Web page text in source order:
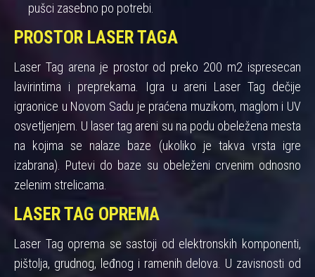
pušci zasebno po potrebi.
PROSTOR LASER TAGA
Laser Tag arena je prostor od preko 200 m2 ispresecan
lavirintima i preprekama. Igra u areni Laser Tag dečije
igraonice u Novom Sadu je praćena muzikom, maglom i UV
osvetljenjem. U laser tag areni su na podu obeležena mesta
na kojima se nalaze baze (ukoliko je takva vrsta igre
izabrana). Putevi do baze su obeleženi crvenim odnosno
zelenim strelicama.
LASER TAG OPREMA
Laser Tag oprema se sastoji od elektronskih komponenti,
pištolja, grudnog, leđnog i ramenih delova. U zavisnosti od